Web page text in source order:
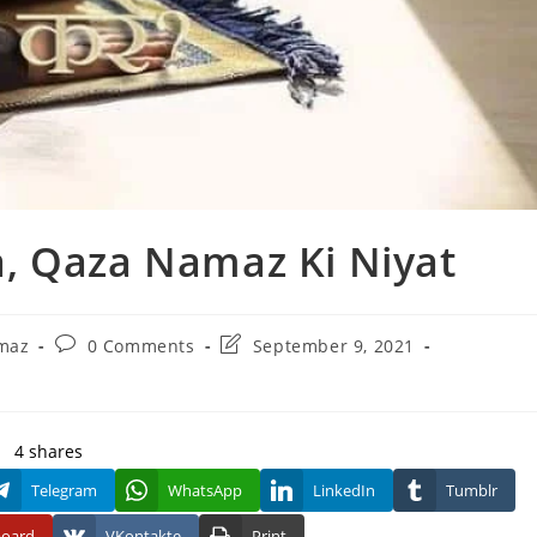
Qaza Namaz Ki Niyat
Post0 Comments
PostSeptember 9, 2021
4 shares
Telegram WhatsApp LinkedIn Tumblr